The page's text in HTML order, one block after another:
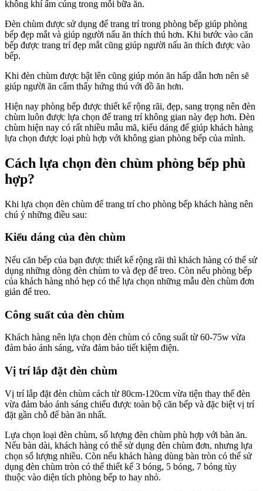
không khí ấm cúng trong mỗi bữa ăn.
Đèn chùm được sử dụng để trang trí trong phòng bếp giúp phòng
bếp đẹp mắt và giúp người nấu ăn thích thú hơn. Khi bước vào căn
bếp được trang trí đẹp mắt cũng giúp người nấu ăn thích được vào
bếp.
Khi đèn chùm được bật lên cũng giúp món ăn hấp dẫn hơn nên sẽ
giúp người ăn cẩm thấy hứng thú với đồ ăn hơn.
Hiện nay phòng bếp được thiết kế rộng rãi, đẹp, sang trọng nên đèn
chùm luôn được lựa chọn để trang trí không gian này đẹp hơn. Đèn
chùm hiện nay có rất nhiều mẫu mã, kiểu dáng để giúp khách hàng
lựa chọn được loại phù hợp với không gian phòng bếp của mình.
Cách lựa chọn đèn chùm phòng bếp phù
hợp?
Khi lựa chọn đèn chùm để trang trí cho phòng bếp khách hàng nên
chú ý những điều sau:
Kiểu dáng của đèn chùm
Nếu căn bếp của bạn được thiết kế rộng rãi thì khách hàng có thể sử
dụng những dòng đèn chùm to và đẹp để treo. Còn nếu phòng bếp
của khách hàng nhỏ hẹp có thể lựa chọn những mẫu đèn chùm đơn
giản để treo.
Công suất của đèn chùm
Khách hàng nên lựa chọn đèn chùm có công suất từ 60-75w vừa
đảm bảo ánh sáng, vửa đảm bảo tiết kiệm điện.
Vị trí lắp đặt đèn chùm
Vị trí lắp đặt đèn chùm cách từ 80cm-120cm vừa tiện thay thế đèn
vừa đảm bảo ánh sáng chiếu được toàn bộ căn bếp và đặc biệt vị trí
đặt gần chỗ để bàn ăn nhất.
Lựa chọn loại đèn chùm, số lượng đèn chùm phù hợp với bàn ăn.
Nếu bàn dài, khách hàng có thể sử dụng đèn chùm đơn, nhưng lựa
chọn số lượng nhiều. Còn nếu khách hàng dùng bàn tròn có thể sử
dụng đèn chùm tròn có thể thiết kế 3 bóng, 5 bóng, 7 bóng tùy
thuộc vào diện tích phòng bếp to hay nhỏ.